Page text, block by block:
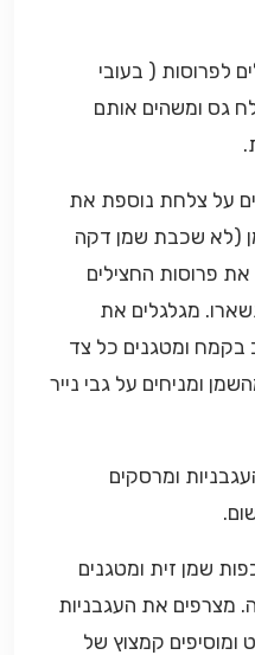
לפרוסות ( בעובי
גס ומשהים אותם
על צלחת נוספת את
(לא שכבת שמן דקה
פרוסות החצילים
מגלגלים את
בקמח ומטגנים כל צד
מהשמן ומניחים על גבי נייר
ומרסקים
מחממים בסיר רחב 2-3 כפות שמן זית ומטגנים
מצרפים את העגבניות
ומוסיפים קמצוץ של